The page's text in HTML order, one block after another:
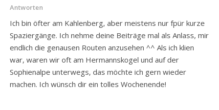
Antworten
Ich bin öfter am Kahlenberg, aber meistens nur fpür kurze
Spaziergänge. Ich nehme deine Beiträge mal als Anlass, mir
endlich die genausen Routen anzusehen ^^ Als ich klien
war, waren wir oft am Hermannskogel und auf der
Sophienalpe unterwegs, das möchte ich gern wieder
machen. Ich wünsch dir ein tolles Wochenende!